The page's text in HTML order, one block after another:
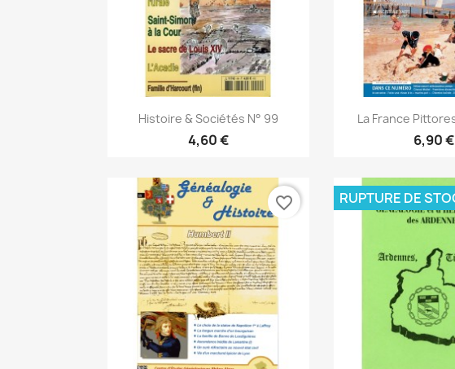
Aperçu rapide
Histoire & Sociétés N° 99
4,60 €
Aperçu
La France
6,90 €
favorite_border RUPTURE DE